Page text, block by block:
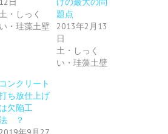
で
共
有
新
ウ
で
開
き
ま
す
)
は
ク
リ
ッ
い
(
新
ィ
で
共
有
(
新
し
い
ウ
ィ
ン
・しっく
い・珪藻土壁
題点
2013年2月13
日
土・しっく
い・珪藻土壁
コンクリート
ち放仕上げ
は欠陥工
？